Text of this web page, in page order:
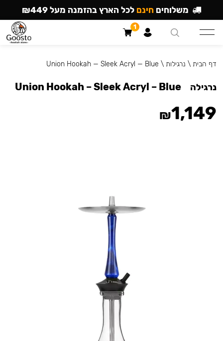
דף הבית \ נרגילות \
Union Hookah — Sleek Acryl — Blue
נרגילה Union Hookah – Sleek Acryl – Blue
₪1,149
משלוחים חינם לכל הארץ בהזמנה מעל ₪449
1